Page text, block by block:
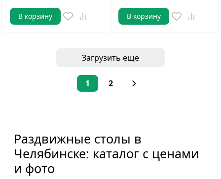
В корзину В корзину
Загрузить еще
1 2
Раздвижные столы в
Челябинске: каталог с ценами
и фото